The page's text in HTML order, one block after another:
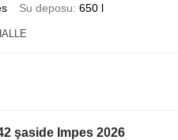
Su deposu 650 l
şaside Impes 2026